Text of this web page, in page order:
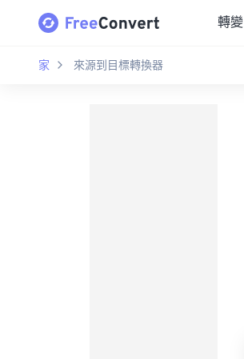
轉變
家 來源到目標轉換器